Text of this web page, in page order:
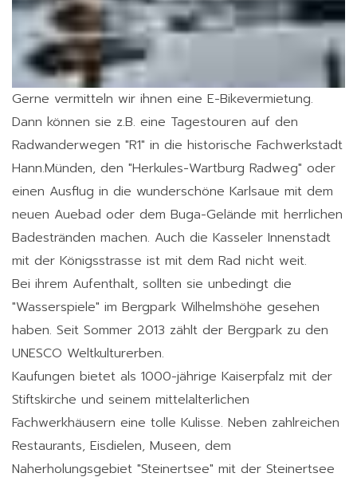
Gerne vermitteln wir ihnen eine E-Bikevermietung.
Dann können sie z.B. eine Tagestouren auf den
Radwanderwegen "R1" in die historische Fachwerkstadt
Hann.Münden, den "Herkules-Wartburg Radweg" oder
einen Ausflug in die wunderschöne Karlsaue mit dem
neuen Auebad oder dem Buga-Gelände mit herrlichen
Badestränden machen. Auch die Kasseler Innenstadt
mit der Königsstrasse ist mit dem Rad nicht weit.
Bei ihrem Aufenthalt, sollten sie unbedingt die
"Wasserspiele" im Bergpark Wilhelmshöhe gesehen
haben. Seit Sommer 2013 zählt der Bergpark zu den
UNESCO Weltkulturerben.
Kaufungen bietet als 1000-jährige Kaiserpfalz mit der
Stiftskirche und seinem mittelalterlichen
Fachwerkhäusern eine tolle Kulisse. Neben zahlreichen
Restaurants, Eisdielen, Museen, dem
Naherholungsgebiet "Steinertsee" mit der Steinertsee